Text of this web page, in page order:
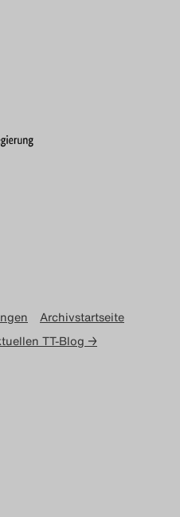
Archivstartseite
TT-Blog →